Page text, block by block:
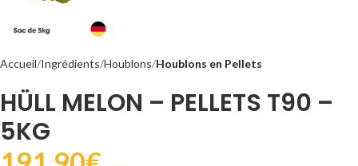
Accueil Ingrédients Houblons Houblons en Pellets
HÜLL MELON – PELLETS T90 –
5KG